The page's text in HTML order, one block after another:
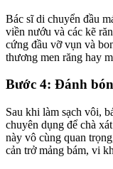
Bác sĩ di chuyển đầu
viền nướu và các kẽ
cứng đầu vỡ vụn và
thương men răng hay
Bước 4: Đánh
Sau khi làm sạch vôi,
chuyên dụng để chà
này vô cùng quan
cản trở mảng bám, vi